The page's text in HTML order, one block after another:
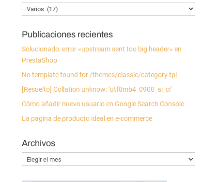
Categorías
Publicaciones recientes
Solucionado: error «upstream sent too big header» en
PrestaShop
No template found for /themes/classic/category.tpl
[Resuelto] Collation unknow: ‘utf8mb4_0900_ai_ci’
Cómo añadir nuevo usuario en Google Search Console
La pagina de producto ideal en e-commerce
Archivos
Archivos